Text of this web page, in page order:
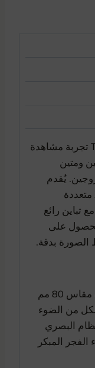
توفر لك سلسلة مناظير TrailSeeker تجربة مشاهدة
ومتين
يُقدم
النظام البصري المزود بطبقات XLT متعددة
تباين رائع
على
بدقة.
تُعد الموديلات ذات الأهداف الكبيرة مقاس 80 مم
لكل من الضوء
البصري
المبكر